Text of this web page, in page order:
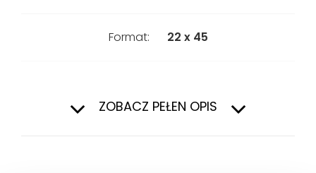
Format: 22 x 45
ZOBACZ PEŁEN OPIS